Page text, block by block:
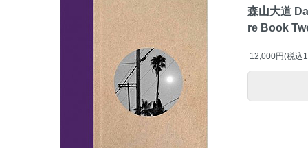
森山大道
re Book
12,000円(税込